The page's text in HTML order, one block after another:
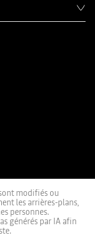
modifiés ou
les arrières-plans,
personnes.
générés par IA afin